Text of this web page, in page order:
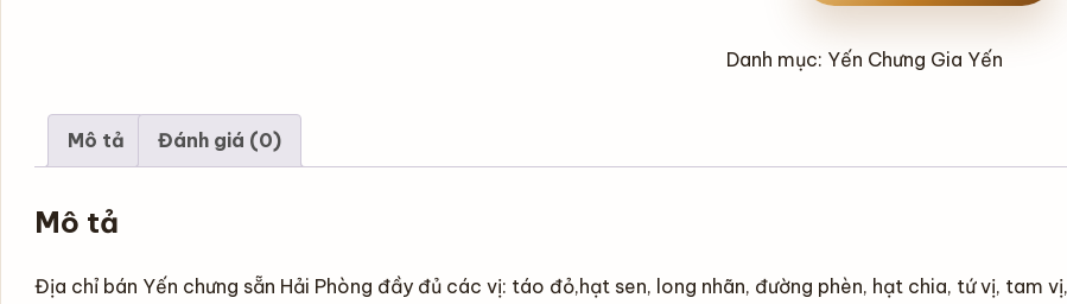
Gia
Danh mục: Yến Chưng Gia Yến
Mô tả Đánh giá (0)
Mô tả
Địa chỉ bán Yến chưng sẵn Hải Phòng đầy đủ các vị: táo đỏ,hạt sen, long nhãn, đường phèn, hạt chia, tứ vị, tam